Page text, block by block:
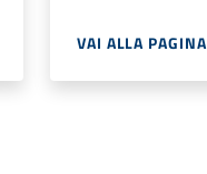
VAI ALLA PAGINA